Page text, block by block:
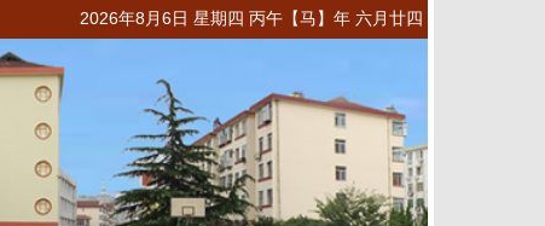
2026年8月6日 星期四 丙午【马】年 六月廿四